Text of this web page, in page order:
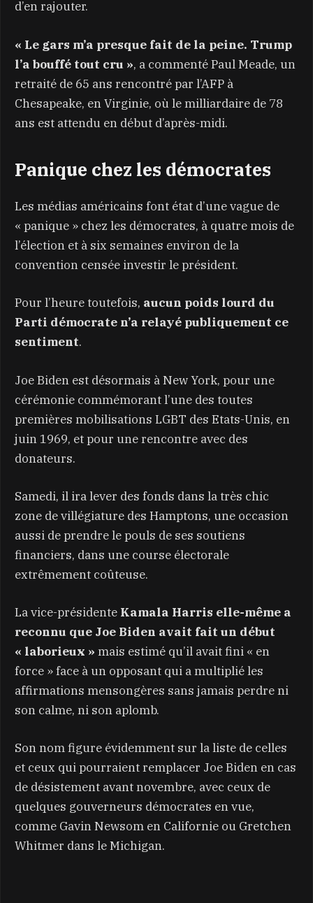
d’en rajouter.
« Le gars m’a presque fait de la peine. Trump
l’a bouffé tout cru », a commenté Paul Meade, un
retraité de 65 ans rencontré par l’AFP à
Chesapeake, en Virginie, où le milliardaire de 78
ans est attendu en début d’après-midi.
Panique chez les démocrates
Les médias américains font état d’une vague de
« panique » chez les démocrates, à quatre mois de
l’élection et à six semaines environ de la
convention censée investir le président.
Pour l’heure toutefois, aucun poids lourd du
Parti démocrate n’a relayé publiquement ce
sentiment.
Joe Biden est désormais à New York, pour une
cérémonie commémorant l’une des toutes
premières mobilisations LGBT des Etats-Unis, en
juin 1969, et pour une rencontre avec des
donateurs.
Samedi, il ira lever des fonds dans la très chic
zone de villégiature des Hamptons, une occasion
aussi de prendre le pouls de ses soutiens
financiers, dans une course électorale
extrêmement coûteuse.
La vice-présidente Kamala Harris elle-même a
reconnu que Joe Biden avait fait un début
« laborieux » mais estimé qu’il avait fini « en
force » face à un opposant qui a multiplié les
affirmations mensongères sans jamais perdre ni
son calme, ni son aplomb.
Son nom figure évidemment sur la liste de celles
et ceux qui pourraient remplacer Joe Biden en cas
de désistement avant novembre, avec ceux de
quelques gouverneurs démocrates en vue,
comme Gavin Newsom en Californie ou Gretchen
Whitmer dans le Michigan.